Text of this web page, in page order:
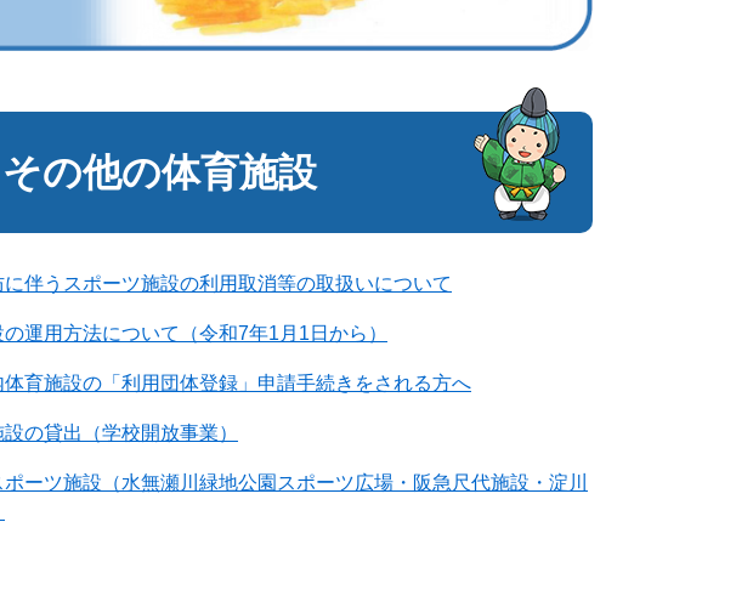
の他の体育施設
伴うスポーツ施設の利用取消等の取扱いについて
運用方法について（令和7年1月1日から）
体育施設の「利用団体登録」申請手続きをされる方へ
の貸出（学校開放事業）
ーツ施設（水無瀬川緑地公園スポーツ広場・阪急尺代施設・淀川